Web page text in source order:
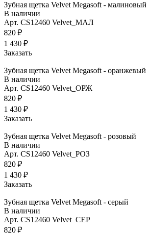
Зубная щетка Velvet Megasoft - малиновый
В наличии
Арт. CS12460 Velvet_МАЛ
820 ₽
1 430 ₽
Заказать
Зубная щетка Velvet Megasoft - оранжевый
В наличии
Арт. CS12460 Velvet_ОРЖ
820 ₽
1 430 ₽
Заказать
Зубная щетка Velvet Megasoft - розовый
В наличии
Арт. CS12460 Velvet_РОЗ
820 ₽
1 430 ₽
Заказать
Зубная щетка Velvet Megasoft - серый
В наличии
Арт. CS12460 Velvet_СЕР
820 ₽